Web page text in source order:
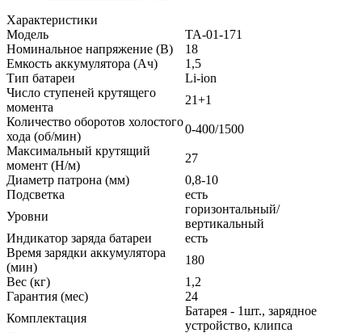
Характеристики
Модель
ТА-01-171
Номинальное напряжение (В)
18
Емкость аккумулятора (Ач)
1,5
Тип батареи
Li-ion
Число ступеней крутящего
момента
21+1
Количество оборотов холостого
хода (об/мин)
0-400/1500
Максимальный крутящий
момент (Н/м)
27
Диаметр патрона (мм)
0,8-10
Подсветка
есть
Уровни
горизонтальный/
вертикальный
Индикатор заряда батареи
есть
Время зарядки аккумулятора
(мин)
180
Вес (кг)
1,2
Гарантия (мес)
24
Комплектация
Батарея - 1шт., зарядное
устройство, клипса